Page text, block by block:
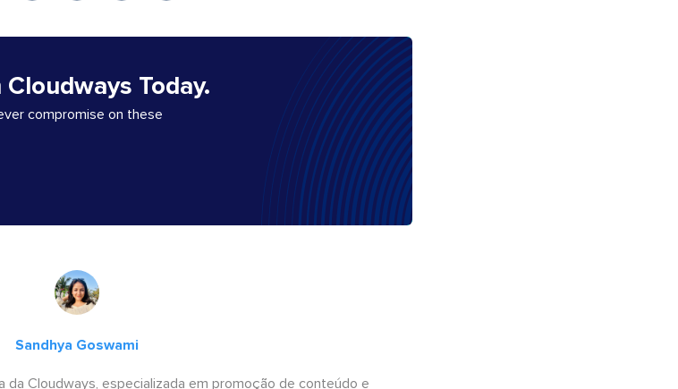
Today.
compromise on these
Sandhya Goswami
da Cloudways, especializada em promoção de conteúdo e